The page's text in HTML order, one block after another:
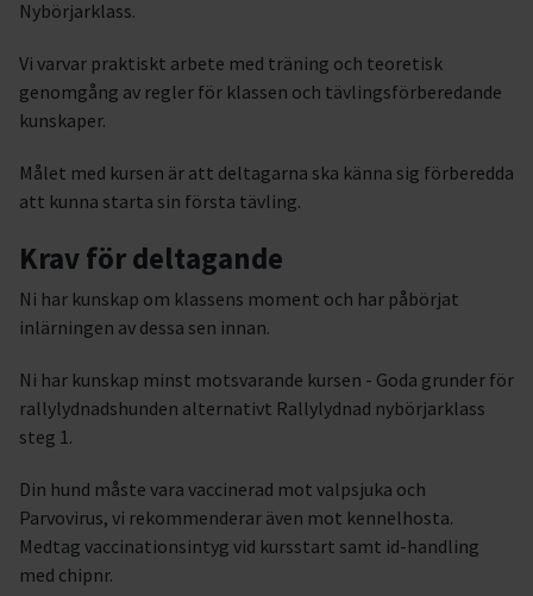
Nybörjarklass.
Vi varvar praktiskt arbete med träning och teoretisk
genomgång av regler för klassen och tävlingsförberedande
kunskaper.
Målet med kursen är att deltagarna ska känna sig förberedda
att kunna starta sin första tävling.
Krav för deltagande
Ni har kunskap om klassens moment och har påbörjat
inlärningen av dessa sen innan.
Ni har kunskap minst motsvarande kursen - Goda grunder för
rallylydnadshunden alternativt Rallylydnad nybörjarklass
steg 1.
Din hund måste vara vaccinerad mot valpsjuka och
Parvovirus, vi rekommenderar även mot kennelhosta.
Medtag vaccinationsintyg vid kursstart samt id-handling
med chipnr.